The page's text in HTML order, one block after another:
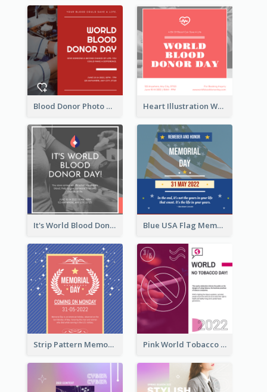
Blood Donor Photo World Blood Donor Day Instagram Post Heart Illustration World Blood Donor Day Instagram Post
It's World Blood Donor Day Photo Instagram Post Blue USA Flag Memorial Day Instagram Post Design
Strip Pattern Memorial Day Instagram Post Pink World Tobacco Day Instagram Post